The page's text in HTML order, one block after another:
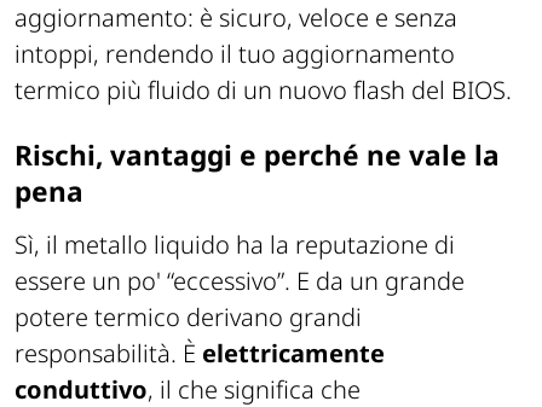
aggiornamento: è sicuro, veloce e senza
intoppi, rendendo il tuo aggiornamento
termico più fluido di un nuovo flash del BIOS.
Rischi, vantaggi e perché ne vale la
pena
Sì, il metallo liquido ha la reputazione di
essere un po' “eccessivo”. E da un grande
potere termico derivano grandi
responsabilità. È elettricamente
conduttivo, il che significa che